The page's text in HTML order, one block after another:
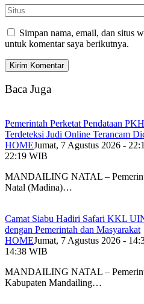
Simpan nama, email, dan situs
untuk komentar saya berikutnya.
Baca Juga
Pemerintah Perketat Pendataan
Terdeteksi Judi Online Terancam
HOMEJumat, 7 Agustus 2026 -
22:19 WIB
MANDAILING NATAL –
Natal (Madina)…
Camat Siabu Hadiri Safari KKL
dengan Pemerintah dan Masyarakat
HOMEJumat, 7 Agustus 2026 -
14:38 WIB
MANDAILING NATAL –
Kabupaten Mandailing…